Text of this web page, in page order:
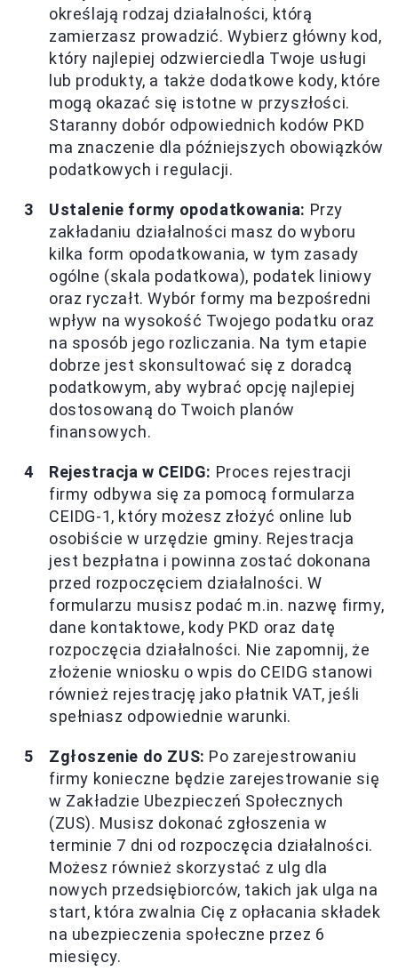
określają rodzaj działalności, którą
zamierzasz prowadzić. Wybierz główny kod,
który najlepiej odzwierciedla Twoje usługi
lub produkty, a także dodatkowe kody, które
mogą okazać się istotne w przyszłości.
Staranny dobór odpowiednich kodów PKD
ma znaczenie dla późniejszych obowiązków
podatkowych i regulacji.
Ustalenie formy opodatkowania: Przy
zakładaniu działalności masz do wyboru
kilka form opodatkowania, w tym zasady
ogólne (skala podatkowa), podatek liniowy
oraz ryczałt. Wybór formy ma bezpośredni
wpływ na wysokość Twojego podatku oraz
na sposób jego rozliczania. Na tym etapie
dobrze jest skonsultować się z doradcą
podatkowym, aby wybrać opcję najlepiej
dostosowaną do Twoich planów
finansowych.
Rejestracja w CEIDG: Proces rejestracji
firmy odbywa się za pomocą formularza
CEIDG-1, który możesz złożyć online lub
osobiście w urzędzie gminy. Rejestracja
jest bezpłatna i powinna zostać dokonana
przed rozpoczęciem działalności. W
formularzu musisz podać m.in. nazwę firmy,
dane kontaktowe, kody PKD oraz datę
rozpoczęcia działalności. Nie zapomnij, że
złożenie wniosku o wpis do CEIDG stanowi
również rejestrację jako płatnik VAT, jeśli
spełniasz odpowiednie warunki.
Zgłoszenie do ZUS: Po zarejestrowaniu
firmy konieczne będzie zarejestrowanie się
w Zakładzie Ubezpieczeń Społecznych
(ZUS). Musisz dokonać zgłoszenia w
terminie 7 dni od rozpoczęcia działalności.
Możesz również skorzystać z ulg dla
nowych przedsiębiorców, takich jak ulga na
start, która zwalnia Cię z opłacania składek
na ubezpieczenia społeczne przez 6
miesięcy.